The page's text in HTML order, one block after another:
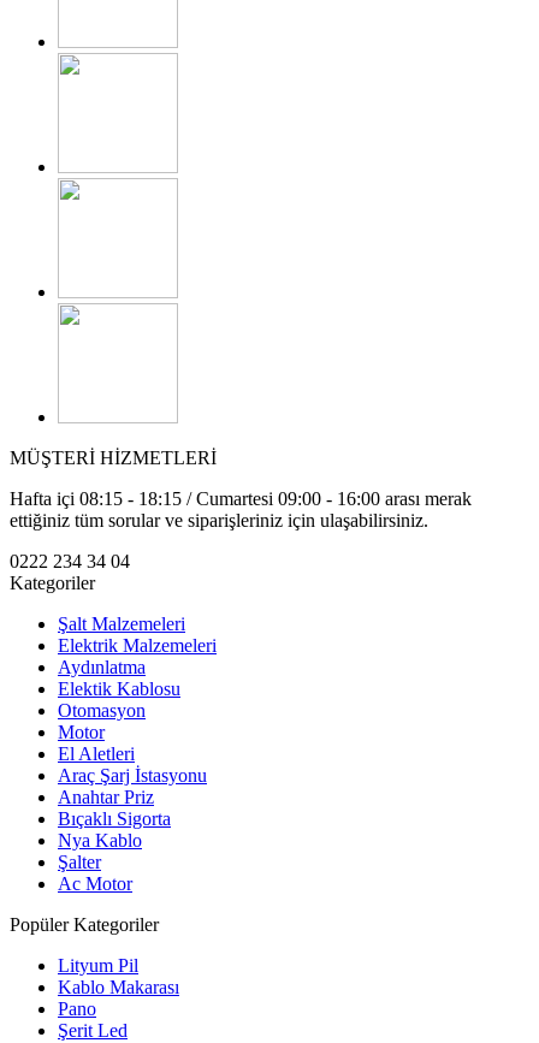
MÜŞTERİ HİZMETLERİ
Hafta içi 08:15 - 18:15 / Cumartesi 09:00 - 16:00 arası merak
ettiğiniz tüm sorular ve siparişleriniz için ulaşabilirsiniz.
0222 234 34 04
Kategoriler
Şalt Malzemeleri
Elektrik Malzemeleri
Aydınlatma
Elektik Kablosu
Otomasyon
Motor
El Aletleri
Araç Şarj İstasyonu
Anahtar Priz
Bıçaklı Sigorta
Nya Kablo
Şalter
Ac Motor
Popüler Kategoriler
Lityum Pil
Kablo Makarası
Pano
Şerit Led